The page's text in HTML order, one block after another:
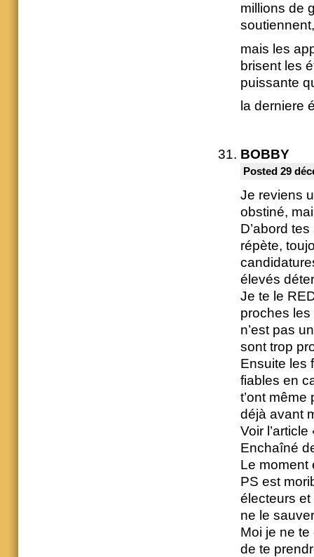
millions de
mais les
brisent les
puissante
la derniere
BOBBY
Posted 29
Je reviens
obstiné,
D’abord
répète,
élevés
Je te le
proches
n’est pas
sont trop
Ensuite les
fiables en
t’ont
déjà avant
Voir
Enchaîné
Le moment
PS est
électeurs
ne le
Moi je ne te
de te